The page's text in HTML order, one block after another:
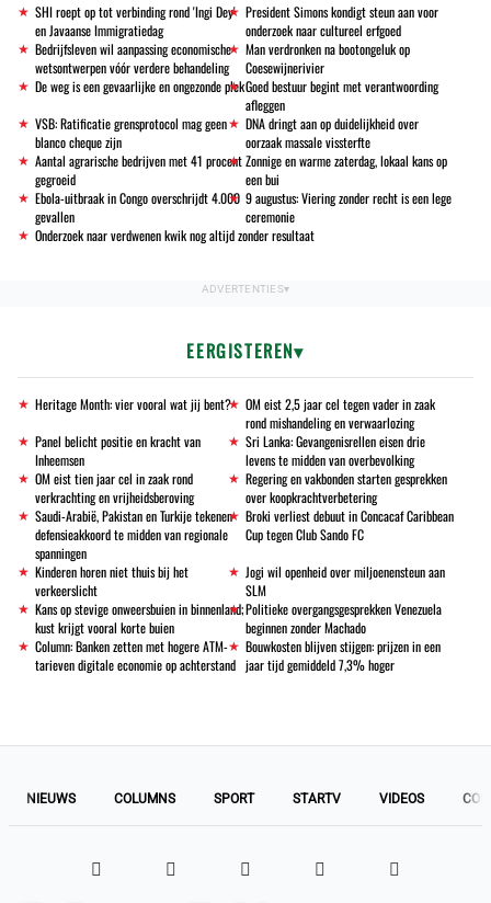
SHI roept op tot verbinding rond 'Ingi Dey'
en Javaanse Immigratiedag
President Simons kondigt steun aan voor
onderzoek naar cultureel erfgoed
Bedrijfsleven wil aanpassing economische
wetsontwerpen vóór verdere behandeling
Man verdronken na bootongeluk op
Coesewijnerivier
De weg is een gevaarlijke en ongezonde plekGoed bestuur begint met verantwoording
afleggen
VSB: Ratificatie grensprotocol mag geen
blanco cheque zijn
DNA dringt aan op duidelijkheid over
oorzaak massale vissterfte
Aantal agrarische bedrijven met 41 procent
gegroeid
Zonnige en warme zaterdag, lokaal kans op
een bui
Ebola-uitbraak in Congo overschrijdt 4.000
gevallen
9 augustus: Viering zonder recht is een lege
ceremonie
Onderzoek naar verdwenen kwik nog altijd zonder resultaat
EERGISTEREN
Heritage Month: vier vooral wat jij bent?
OM eist 2,5 jaar cel tegen vader in zaak
rond mishandeling en verwaarlozing
Panel belicht positie en kracht van
Inheemsen
Sri Lanka: Gevangenisrellen eisen drie
levens te midden van overbevolking
OM eist tien jaar cel in zaak rond
verkrachting en vrijheidsberoving
Regering en vakbonden starten gesprekken
over koopkrachtverbetering
Saudi-Arabië, Pakistan en Turkije tekenen
defensieakkoord te midden van regionale
spanningen
Broki verliest debuut in Concacaf Caribbean
Cup tegen Club Sando FC
Kinderen horen niet thuis bij het
verkeerslicht
Jogi wil openheid over miljoenensteun aan
SLM
Kans op stevige onweersbuien in binnenland;
kust krijgt vooral korte buien
Politieke overgangsgesprekken Venezuela
beginnen zonder Machado
Column: Banken zetten met hogere ATM-
tarieven digitale economie op achterstand
Bouwkosten blijven stijgen: prijzen in een
jaar tijd gemiddeld 7,3% hoger
NIEUWS COLUMNS SPORT STARTV VIDEOS